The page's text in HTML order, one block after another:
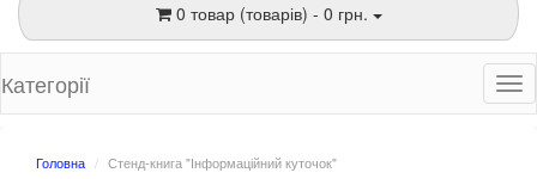
0 товар (товарів) - 0 грн.
Категорії
Головна Стенд-книга "Інформаційний куточок"